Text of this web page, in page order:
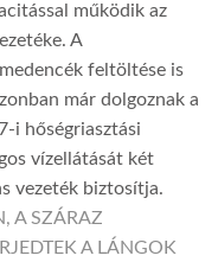
működik az
A
feltöltése is
már dolgoznak a
i hőségriasztási
vízellátását két
vezeték biztosítja.
A SZÁRAZ
A LÁNGOK